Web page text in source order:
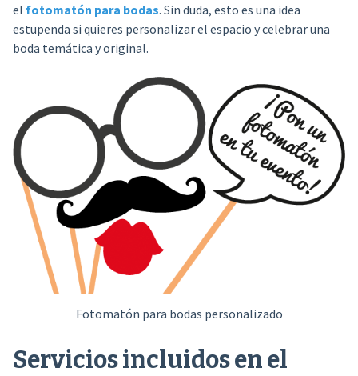
el fotomatón para bodas. Sin duda, esto es una idea
estupenda si quieres personalizar el espacio y celebrar una
boda temática y original.
Fotomatón para bodas personalizado
Servicios incluidos en el